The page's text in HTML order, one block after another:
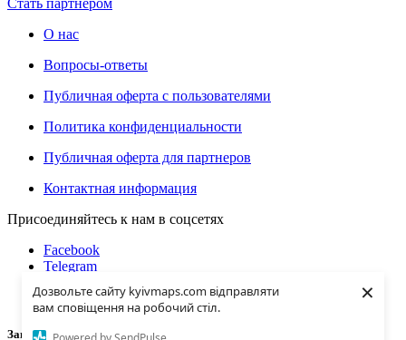
Дозвольте сайту kyivmaps.com відправляти
вам сповіщення на робочий стіл.
×
О нас
Вопросы-ответы
Публичная оферта с пользователями
Политика конфиденциальности
Публичная оферта для партнеров
Контактная информация
Присоединяйтесь к нам в соцсетях
Facebook
Telegram
Youtube
Загрузка...